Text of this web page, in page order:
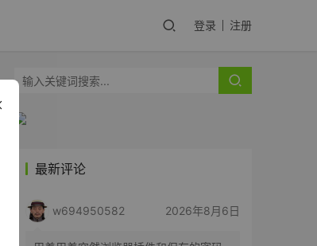
登录 注册
最新评论
w694950582 2026年8月6日